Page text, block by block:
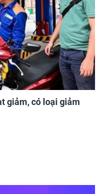
giảm, có loại giảm